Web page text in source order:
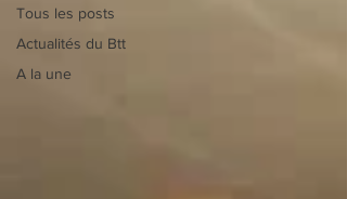
Tous les posts
Actualités du Btt
A la une